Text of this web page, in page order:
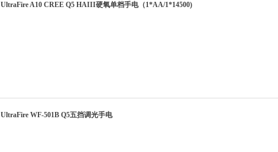
UltraFire A10 CREE Q5 HAIII硬氧单档手电（1*AA/1*14500)
UltraFire WF-501B Q5五挡调光手电